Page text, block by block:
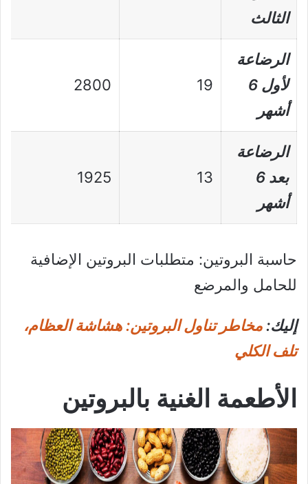
الثالث
الرضاعة
لأول 6
أشهر
19
2800
الرضاعة
بعد 6
أشهر
13
1925
حاسبة البروتين: متطلبات البروتين الإضافية
للحامل والمرضع
إليك:مخاطر تناول البروتين: هشاشة العظام،
تلف الكلي
الأطعمة الغنية بالبروتين